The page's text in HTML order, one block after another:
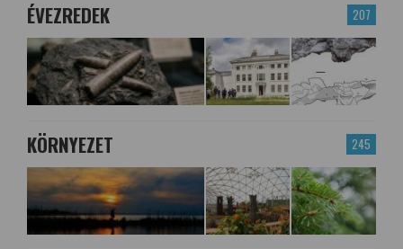
207
ÉVEZREDEK
245
KÖRNYEZET